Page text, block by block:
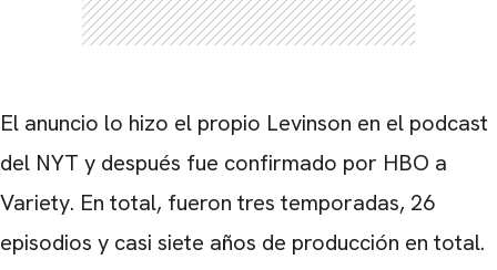
El anuncio lo hizo el propio Levinson en el podcast
del NYT y después fue confirmado por HBO a
Variety. En total, fueron tres temporadas, 26
episodios y casi siete años de producción en total.